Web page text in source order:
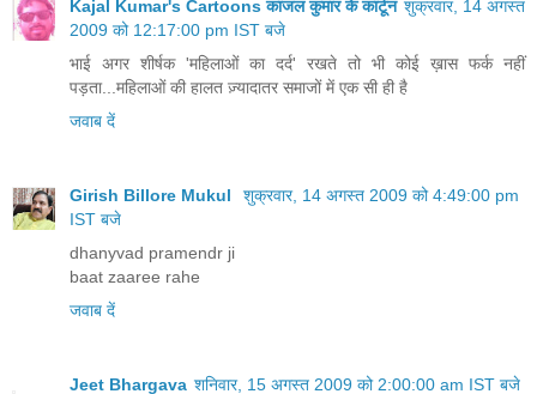
Kajal Kumar's Cartoons काजल कुमार के कार्टून शुक्रवार, 14 अगस्त
2009 को 12:17:00 pm IST बजे
भाई अगर शीर्षक 'महिलाओं का दर्द' रखते तो भी कोई ख़ास फर्क नहीं
पड़ता...महिलाओं की हालत ज़्यादातर समाजों में एक सी ही है
जवाब दें
Girish Billore Mukul
शुक्रवार, 14 अगस्त 2009 को 4:49:00 pm
IST बजे
dhanyvad pramendr ji
baat zaaree rahe
जवाब दें
Jeet Bhargava शनिवार, 15 अगस्त 2009 को 2:00:00 am IST बजे